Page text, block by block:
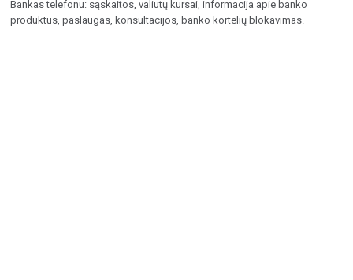
Bankas telefonu: sąskaitos, valiutų kursai, informacija apie banko
produktus, paslaugas, konsultacijos, banko kortelių blokavimas.